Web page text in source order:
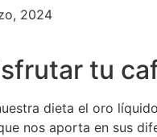
2024
tu
dieta el oro
nos aporta en sus